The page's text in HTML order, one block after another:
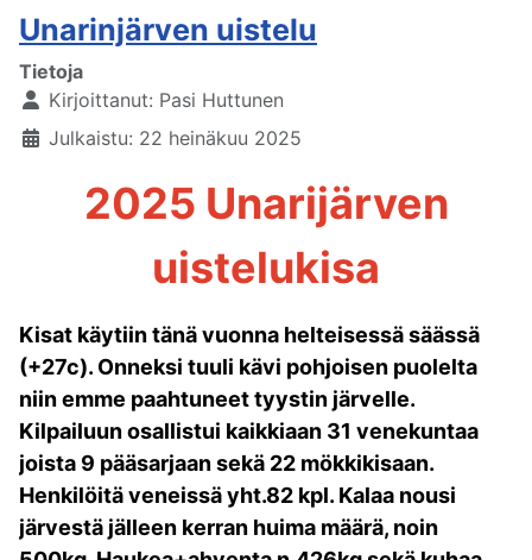
Unarinjärven uistelu
Tietoja
Kirjoittanut: Pasi Huttunen
Julkaistu: 22 heinäkuu 2025
2025 Unarijärven
uistelukisa
Kisat käytiin tänä vuonna helteisessä säässä
(+27c). Onneksi tuuli kävi pohjoisen puolelta
niin emme paahtuneet tyystin järvelle.
Kilpailuun osallistui kaikkiaan 31 venekuntaa
joista 9 pääsarjaan sekä 22 mökkikisaan.
Henkilöitä veneissä yht.82 kpl. Kalaa nousi
järvestä jälleen kerran huima määrä, noin